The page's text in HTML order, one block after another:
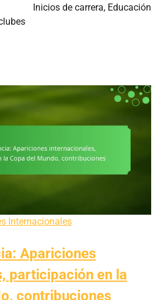
Inicios de carrera, Educación
Internacionales
Apariciones
participación en la
contribuciones